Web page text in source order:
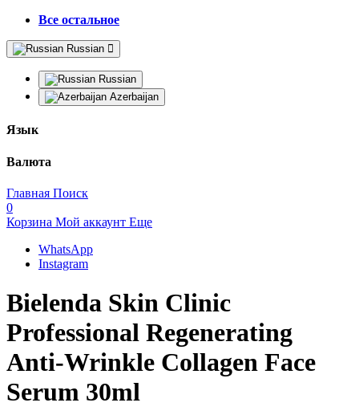
Все остальное
Russian
Russian
Azerbaijan
Язык
Валюта
Главная Поиск
0
Корзина Мой аккаунт Еще
WhatsApp
Instagram
Bielenda Skin Clinic
Professional Regenerating
Anti-Wrinkle Collagen Face
Serum 30ml